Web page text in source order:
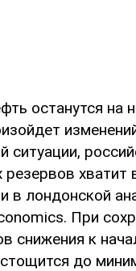
останутся на
ситуации,
хватит
в лондонской
При
снижения к
до